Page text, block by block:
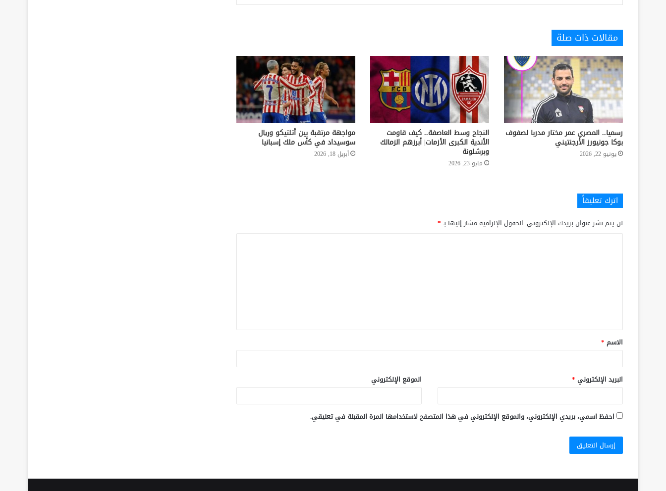
مقالات ذات صلة
رسميا.. المصري عمر مختار مدربا لصفوف
بوكا جونيورز الأرجنتيني
يونيو 22, 2026
النجاح وسط العاصفة.. كيف قاومت
الأندية الكبرى الأزمات| أبرزهم الزمالك
وبرشلونة
مايو 23, 2026
مواجهة مرتقبة بين أتلتيكو وريال
سوسيداد في كأس ملك إسبانيا
أبريل 18, 2026
اترك تعليقاً
لن يتم نشر عنوان بريدك الإلكتروني. الحقول الإلزامية مشار إليها بـ*
الاسم *
البريد الإلكتروني * الموقع الإلكتروني
احفظ اسمي، بريدي الإلكتروني، والموقع الإلكتروني في هذا المتصفح لاستخدامها المرة المقبلة في تعليقي.